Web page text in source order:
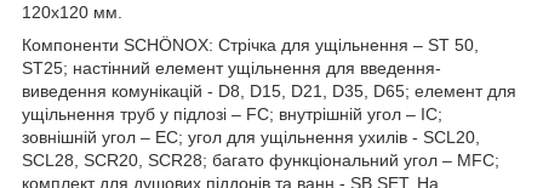
120х120 мм.
Компоненти SCHÖNOX: Стрічка для ущільнення – ST 50,
ST25; настінний елемент ущільнення для введення-
виведення комунікацій - D8, D15, D21, D35, D65; елемент для
ущільнення труб у підлозі – FC; внутрішній угол – IC;
зовнішній угол – EC; угол для ущільнення ухилів - SCL20,
SCL28, SCR20, SCR28; багато функціональний угол – MFC;
комплект для душових піддонів та ванн - SB SET. На